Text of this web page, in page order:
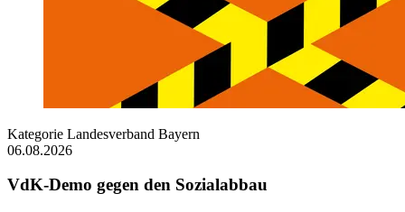
Kategorie Landesverband Bayern
06.08.2026
VdK-Demo gegen den Sozialabbau